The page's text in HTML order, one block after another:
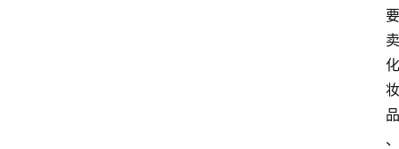
要
卖
化
妆
品
、